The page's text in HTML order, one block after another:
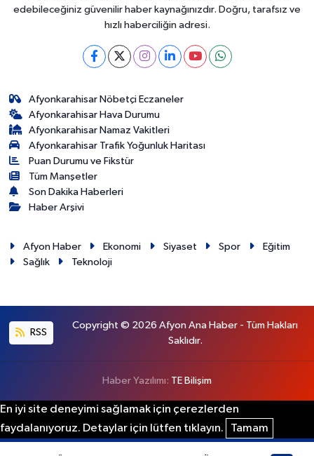
edebileceğiniz güvenilir haber kaynağınızdır. Doğru, tarafsız ve
hızlı haberciliğin adresi.
Afyonkarahisar Nöbetçi Eczaneler
Afyonkarahisar Hava Durumu
Afyonkarahisar Namaz Vakitleri
Afyonkarahisar Trafik Yoğunluk Haritası
Puan Durumu ve Fikstür
Tüm Manşetler
Son Dakika Haberleri
Haber Arşivi
Afyon Haber Ekonomi Siyaset Spor
Eğitim
Sağlık
Teknoloji
RSS
Copyright © 2026 Afyon Ana Haber - Tüm Hakları
Saklıdır.
Haber Yazılımı: TE Bilişim
En iyi site deneyimi sağlamak için çerezlerden
faydalanıyoruz. Detaylar için lütfen tıklayın.
Tamam